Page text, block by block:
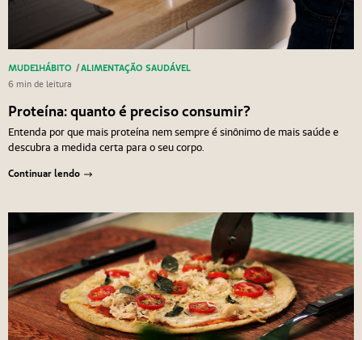
MUDE1HÁBITO /ALIMENTAÇÃO SAUDÁVEL
6 min de leitura
Proteína: quanto é preciso consumir?
Entenda por que mais proteína nem sempre é sinônimo de mais saúde e
descubra a medida certa para o seu corpo.
Continuar lendo